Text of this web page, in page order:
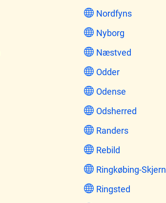
Nordfyns
Nyborg
Næstved
Odder
Odense
Odsherred
Randers
Rebild
Ringkøbing-Skjern
Ringsted